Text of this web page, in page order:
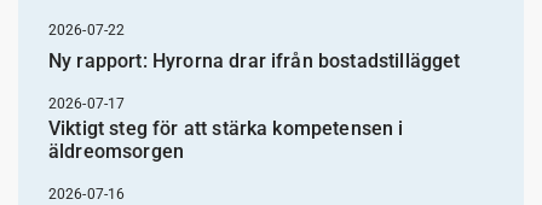
2026-07-22
Ny rapport: Hyrorna drar ifrån bostadstillägget
2026-07-17
Viktigt steg för att stärka kompetensen i
äldreomsorgen
2026-07-16